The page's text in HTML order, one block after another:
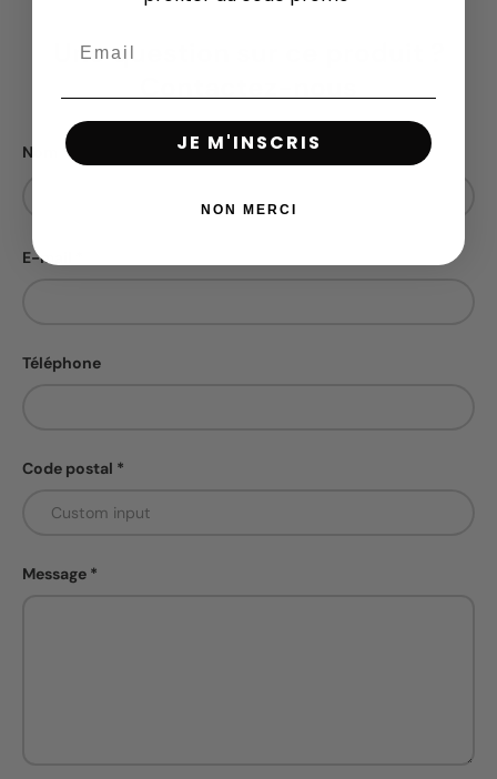
Une question sur ce produit ?
Nom
E-mail
Téléphone
Code postal
Message
JE M'INSCRIS
NON MERCI